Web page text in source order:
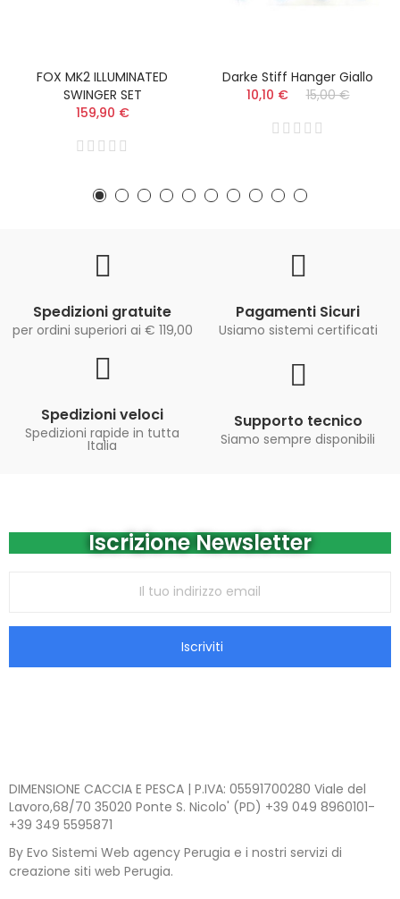
FOX MK2 ILLUMINATED
SWINGER SET
159,90 €
Darke Stiff Hanger Giallo
10,10 €
15,00 €
Spedizioni gratuite
per ordini superiori ai € 119,00
Pagamenti Sicuri
Usiamo sistemi certificati
Spedizioni veloci
Spedizioni rapide in tutta
Italia
Supporto tecnico
Siamo sempre disponibili
Iscrizione Newsletter
Iscriviti
DIMENSIONE CACCIA E PESCA | P.IVA: 05591700280 Viale del
Lavoro,68/70 35020 Ponte S. Nicolo' (PD) +39 049 8960101-
+39 349 5595871
By Evo Sistemi Web agency Perugia e i nostri servizi di
creazione siti web Perugia.